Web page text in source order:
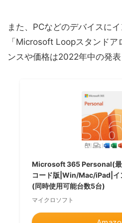
また、PCなどのデバイスに
「Microsoft Loopスタンドア
ンスや価格は2022年中の発表
Microsoft 365 Personal(最
コード版|Win/Mac/iPad|イ
(同時使用可能台数5台)
マイクロソフト